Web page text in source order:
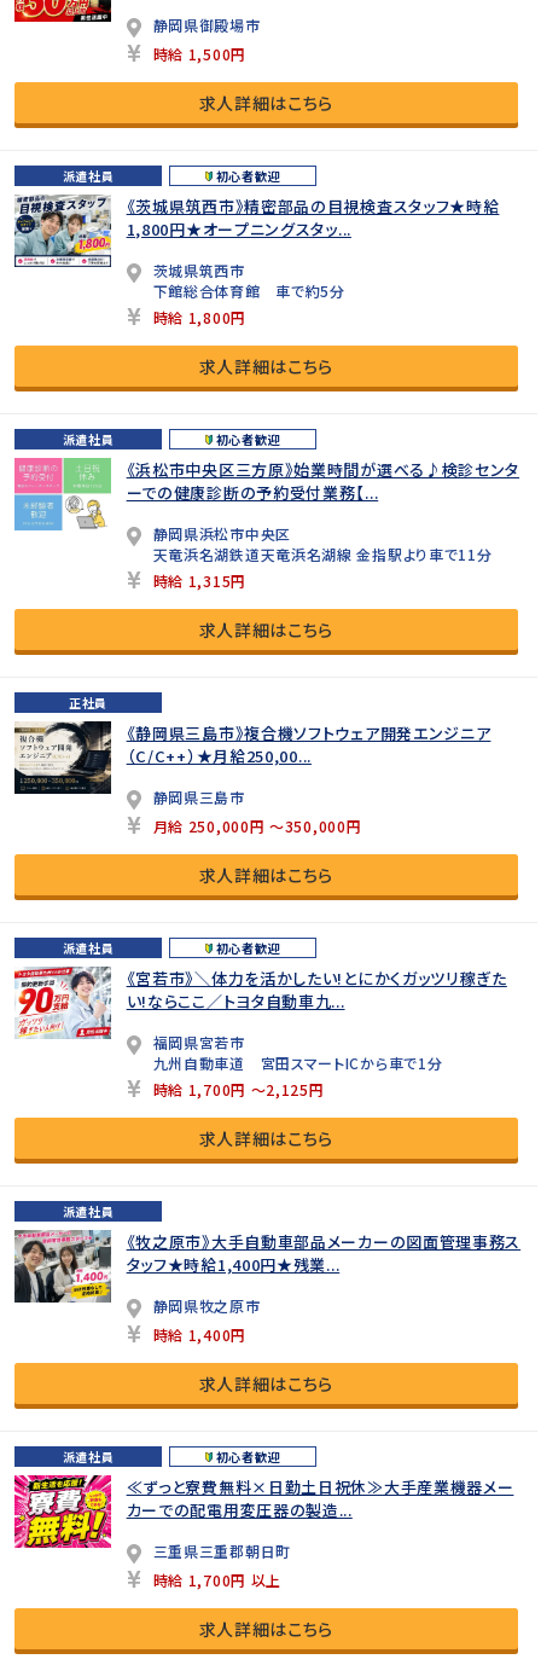
静岡県御殿場市
時給 1,500円
求人詳細はこちら
派遣社員 初心者歓迎
《茨城県筑西市》精密部品の目視検査スタッフ★時給
1,800円★オープニングスタッ...
茨城県筑西市
下館総合体育館 車で約5分
時給 1,800円
求人詳細はこちら
派遣社員 初心者歓迎
《浜松市中央区三方原》始業時間が選べる♪検診センタ
ーでの健康診断の予約受付業務【...
静岡県浜松市中央区
天竜浜名湖鉄道天竜浜名湖線 金指駅より車で11分
時給 1,315円
求人詳細はこちら
正社員
《静岡県三島市》複合機ソフトウェア開発エンジニア
（C/C++）★月給250,00...
静岡県三島市
月給 250,000円 ～350,000円
求人詳細はこちら
派遣社員 初心者歓迎
《宮若市》＼体力を活かしたい!とにかくガッツリ稼ぎた
い!ならここ／トヨタ自動車九...
福岡県宮若市
九州自動車道 宮田スマートICから車で1分
時給 1,700円 ～2,125円
求人詳細はこちら
派遣社員
《牧之原市》大手自動車部品メーカーの図面管理事務ス
タッフ★時給1,400円★残業...
静岡県牧之原市
時給 1,400円
求人詳細はこちら
派遣社員 初心者歓迎
≪ずっと寮費無料×日勤土日祝休≫大手産業機器メー
カーでの配電用変圧器の製造...
三重県三重郡朝日町
時給 1,700円 以上
求人詳細はこちら